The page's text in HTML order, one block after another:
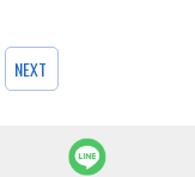
NEXT